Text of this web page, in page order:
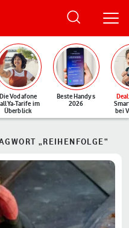
Die Vodafone
Tarife im
Überblick
Beste Handys
2026
Deal
bei
„REIHENFOLGE“